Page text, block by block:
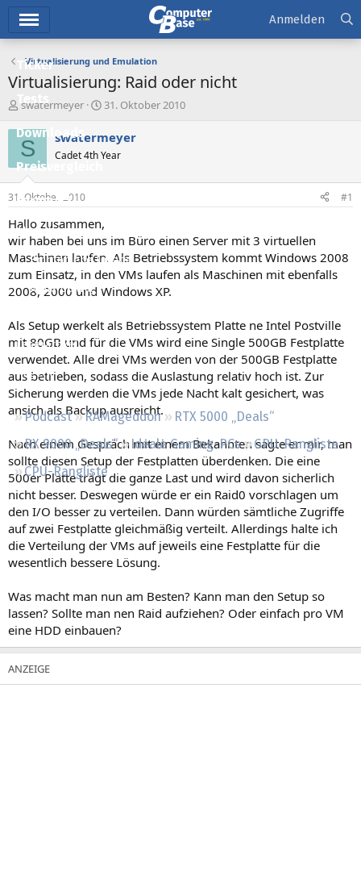
Ticker
Downloads
Preisvergleich
Forum
Aktuelles
Empfohlene Inhalte
Neue Beiträge
Leserartikel
Regeln
Podcast RAMageddon
RTX 5000 „Deals“
RX 9000 „Deals“
Ideale Gaming-PCs
GPU-Rangliste
CPU-Rangliste
Anmelden
Virtualisierung und Emulation
Virtualisierung: Raid oder nicht
E
s
t
e
e
r
swatermeyer
E
s
e
t
m
31. Oktober 2010
S swatermeyer
Cadet 4th Year
31. Oktober 2010 #1
Hallo zusammen,
wir haben bei uns im Büro einen Server mit 3 virtuellen
Maschinen laufen. Als Betriebssystem kommt Windows 2008
zum Einsatz, in den VMs laufen als Maschinen mit ebenfalls
2008, 2000 und Windows XP.
Als Setup werkelt als Betriebssystem Platte ne Intel Postville
mit 80GB und für die VMs wird eine Single 500GB Festplatte
verwendet. Alle drei VMs werden von der 500GB Festplatte
aus betrieben, sodass die Auslastung relativ hoch ist. Zur
Sicherung werden die VMs jede Nacht kalt gesichert, was
ansich als Backup ausreicht.
Nach einem Gespräch mit einem Bekannten sagte er mir, man
sollte diesen Setup der Festplatten überdenken. Die eine
500er Platte trägt die ganze Last und wird davon sicherlich
nicht besser. Deswegen würde er ein Raid0 vorschlagen um
den I/O besser zu verteilen. Dann würden sämtliche Zugriffe
auf zwei Festplatte gleichmäßig verteilt. Allerdings halte ich
die Verteilung der VMs auf jeweils eine Festplatte für die
wesentlich bessere Lösung.
Was macht man nun am Besten? Kann man den Setup so
lassen? Sollte man nen Raid aufziehen? Oder einfach pro VM
eine HDD einbauen?